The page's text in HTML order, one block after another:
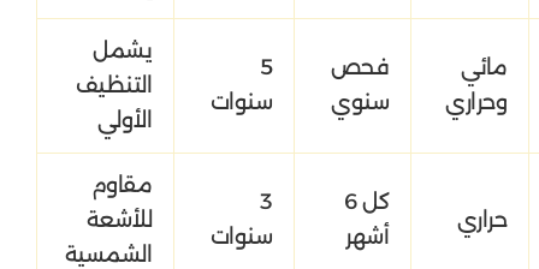
مائي
وحراري
فحص
سنوي
5
سنوات
يشمل
التنظيف
الأولي
حراري
كل 6
أشهر
3
سنوات
مقاوم
للأشعة
الشمسية